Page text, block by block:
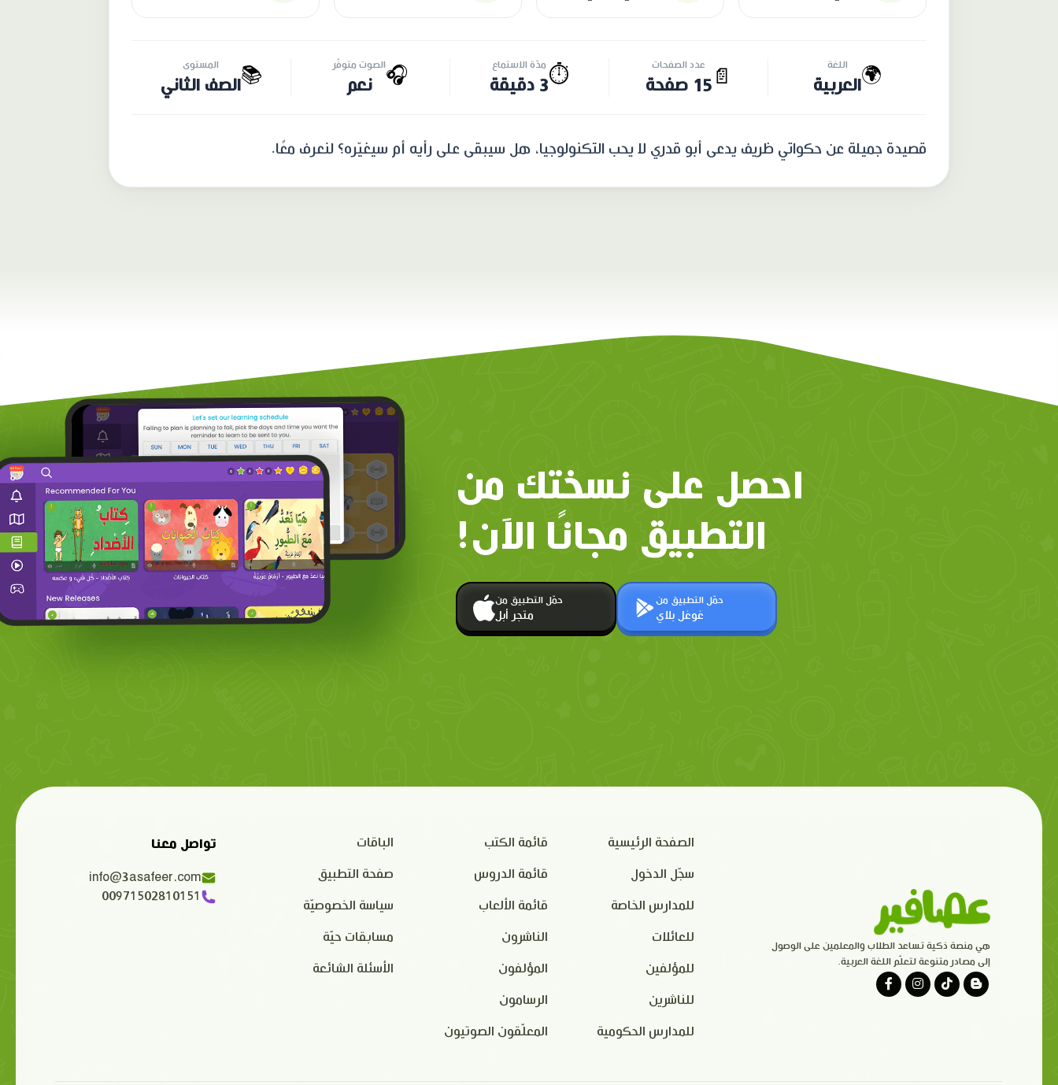
🌍 اللغة
العربية 📄
عدد الصفحات
15 صفحة ⏱️ مدّة الاستماع
3 دقيقة 🎧الصوت متوفّر
نعم 📚 المستوى
الصف الثاني
قصيدة جميلة عن حكواتي ظريف يدعى أبو قدري لا يحب التكنولوجيا، هل سيبقى على رأيه أم سيغيّره؟ لنعرف معًا.
احصل على نسختك من
التطبيق مجانًا الآن!
حمّل التطبيق من
متجر أبل
حمّل التطبيق من
غوغل بلاي
هي منصة ذكية تساعد الطلاب والمعلمين على الوصول
إلى مصادر متنوعة لتعلّم اللغة العربية.
الصفحة الرئيسية
سجّل الدخول
للمدارس الخاصة
للعائلات
للمؤلفين
للناشرين
للمدارس الحكومية
قائمة الكتب
قائمة الدروس
قائمة الألعاب
الناشرون
المؤلفون
الرسامون
المعلّقون الصوتيون
الباقات
صفحة التطبيق
سياسة الخصوصيّة
مسابقات حيّة
الأسئلة الشائعة
تواصل معنا
info@3asafeer.com
00971502810151